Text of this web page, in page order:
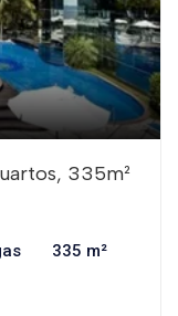
335m²
335 m²